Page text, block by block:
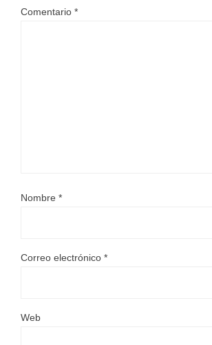
Comentario *
Nombre *
Correo electrónico *
Web